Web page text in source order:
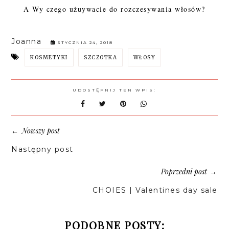
A Wy czego użuywacie do rozczesywania włosów?
Joanna STYCZNIA 24, 2018
KOSMETYKI SZCZOTKA WŁOSY
UDOSTĘPNIJ TEN WPIS:
←Nowszy post
Następny post
Poprzedni post→
CHOIES | Valentines day sale
PODOBNE POSTY: